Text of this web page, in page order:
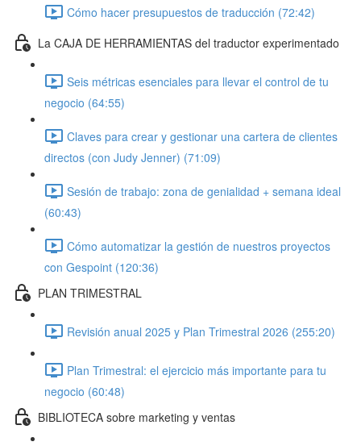
Cómo hacer presupuestos de traducción (72:42)
La CAJA DE HERRAMIENTAS del traductor experimentado
Seis métricas esenciales para llevar el control de tu
negocio (64:55)
Claves para crear y gestionar una cartera de clientes
directos (con Judy Jenner) (71:09)
Sesión de trabajo: zona de genialidad + semana ideal
(60:43)
Cómo automatizar la gestión de nuestros proyectos
con Gespoint (120:36)
PLAN TRIMESTRAL
Revisión anual 2025 y Plan Trimestral 2026 (255:20)
Plan Trimestral: el ejercicio más importante para tu
negocio (60:48)
BIBLIOTECA sobre marketing y ventas